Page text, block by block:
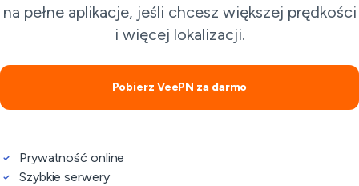
na pełne aplikacje, jeśli chcesz większej prędkości
i więcej lokalizacji.
Pobierz VeePN za darmo
Prywatność online
Szybkie serwery